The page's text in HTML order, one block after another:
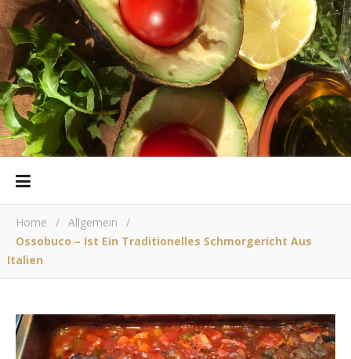
Home / Allgemein
/
Ossobuco – Ist Ein Traditionelles Schmorgericht Aus
Italien